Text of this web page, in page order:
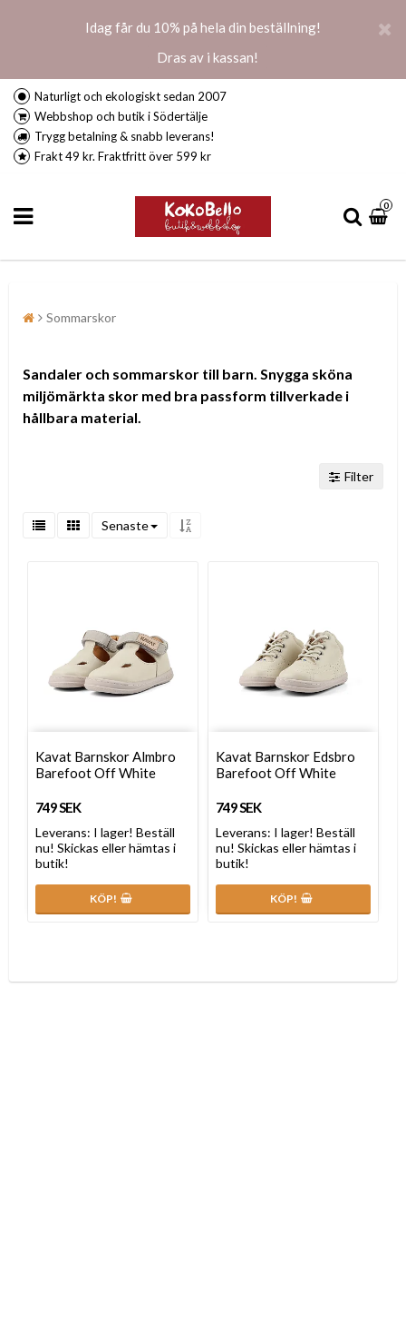
Idag får du 10% på hela din beställning!
Dras av i kassan!
Naturligt och ekologiskt sedan 2007
Webbshop och butik i Södertälje
Trygg betalning & snabb leverans!
Frakt 49 kr. Fraktfritt över 599 kr
0
Sommarskor
Sandaler och sommarskor till barn. Snygga sköna
miljömärkta skor med bra passform tillverkade i
hållbara material.
Filter
Senaste
Kavat Barnskor Almbro
Barefoot Off White
749 SEK
Leverans: I lager! Beställ
nu! Skickas eller hämtas i
butik!
KÖP!
Kavat Barnskor Edsbro
Barefoot Off White
749 SEK
Leverans: I lager! Beställ
nu! Skickas eller hämtas i
butik!
KÖP!